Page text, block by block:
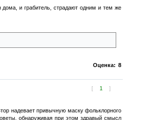
дома, и грабитель, страдают одним и тем же
Оценка: 8
[ 1 ]
надевает привычную маску фольклорного
обнаруживая при этом здравый смысл